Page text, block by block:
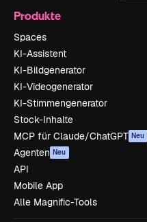
Produkte
Spaces
KI-Assistent
KI-Bildgenerator
KI-Videogenerator
KI-Stimmengenerator
Stock-Inhalte
MCP für Claude/ChatGPT Neu
Agenten Neu
API
Mobile App
Alle Magnific-Tools